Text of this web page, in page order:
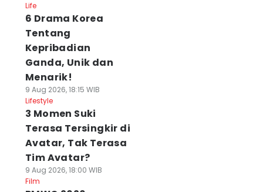
Life
6 Drama Korea
Tentang
Kepribadian
Ganda, Unik dan
Menarik!
9 Aug 2026, 18:15 WIB
Lifestyle
3 Momen Suki
Terasa Tersingkir di
Avatar, Tak Terasa
Tim Avatar?
9 Aug 2026, 18:00 WIB
Film